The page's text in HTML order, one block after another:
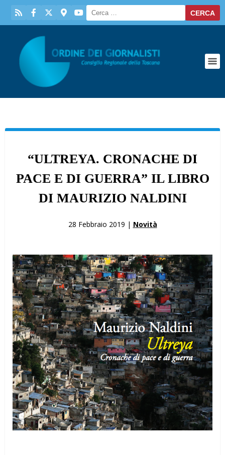
“ULTREYA. CRONACHE DI
PACE E DI GUERRA” IL LIBRO
DI MAURIZIO NALDINI
28 Febbraio 2019 | Novità